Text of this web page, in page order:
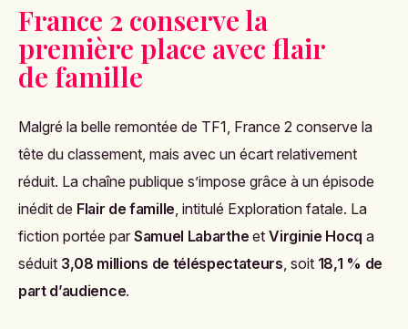
France 2 conserve la
première place avec flair
de famille
Malgré la belle remontée de TF1, France 2 conserve la
tête du classement, mais avec un écart relativement
réduit. La chaîne publique s’impose grâce à un épisode
inédit de Flair de famille , intitulé Exploration fatale. La
fiction portée par Samuel Labarthe etVirginie Hocq a
séduit 3,08 millions de téléspectateurs , soit 18,1 % de
part d’audience.